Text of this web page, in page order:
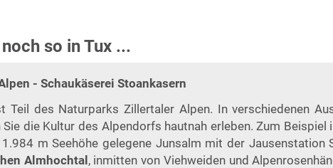
so in Tux ...
- Schaukäserei Stoankasern
Teil des Naturparks Zillertaler Alpen. In verschiedenen
Sie die Kultur des Alpendorfs hautnah erleben. Zum Beispiel
m Seehöhe gelegene Junsalm mit der Jausenstation
Almhochtal , inmitten von Viehweiden und